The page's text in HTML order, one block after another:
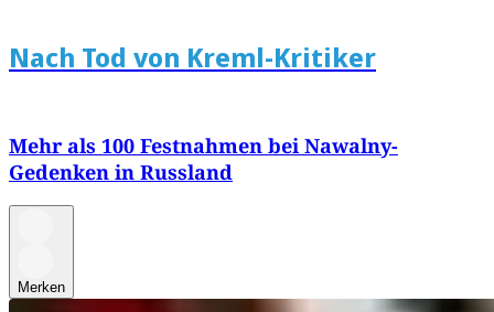
Nach Tod von Kreml-Kritiker
Mehr als 100 Festnahmen bei Nawalny-
Gedenken in Russland
Merken